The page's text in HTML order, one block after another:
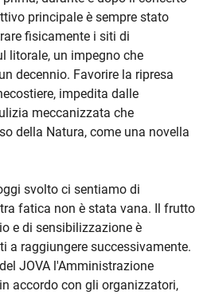
principale è sempre stato
fisicamente i siti di
litorale, un impegno che
decennio. Favorire la ripresa
impedita dalle
meccanizzata che
della Natura, come una novella
svolto ci sentiamo di
fatica non è stata vana. Il frutto
e di sensibilizzazione è
a raggiungere successivamente.
JOVA l'Amministrazione
accordo con gli organizzatori,